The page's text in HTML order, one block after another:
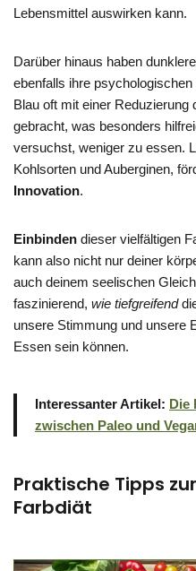
Lebensmittel auswirken kann.
Darüber hinaus haben
ebenfalls ihre
Blau oft mit einer Reduzierung
gebracht, was besonders
versuchst, weniger zu essen.
Kohlsorten und Auberginen,
Innovation.
Einbinden dieser vielfältigen
kann also nicht nur deiner
auch deinem seelischen
faszinierend, wie tiefgreifend
unsere Stimmung und unsere
Essen sein können.
Interessanter Artikel: Die
zwischen Paleo und
Praktische Tipps
Farbdiät